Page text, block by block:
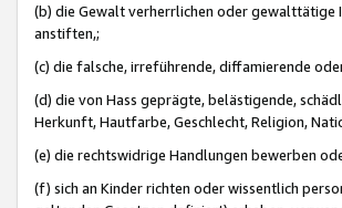
(b) die Gewalt verherrlichen oder
anstiften,;
(c) die falsche, irreführende, diffamierende
(d) die von Hass geprägte, belästigende,
Herkunft, Hautfarbe, Geschlecht, Religion,
(e) die rechtswidrige Handlungen bewerben
(f) sich an Kinder richten oder wissentlich